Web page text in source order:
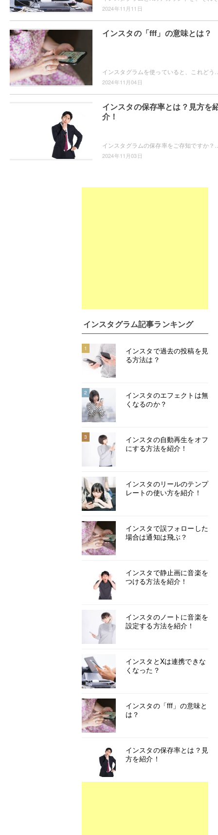
2024年11月11日
インスタの「fff」の意味とは？
2024年11月04日
インスタの保存率とは？見方を
介！
2024年11月03日
インスタグラム記事ランキング
1
インスタで過去の投稿を見
る方法は？
2
インスタのエフェクトは無
くなるのか？
3
インスタの自動再生をオフ
にする方法を紹介！
インスタのリールのテンプ
レートの使い方を紹介！
インスタで誤フォローした
場合は通知は飛ぶ？
インスタで静止画に音楽を
つける方法を紹介！
インスタのノートに音楽を
設定する方法を紹介！
インスタとXは連携できな
くなった？
インスタの「fff」の意味と
は？
インスタの保存率とは？見
方を紹介！